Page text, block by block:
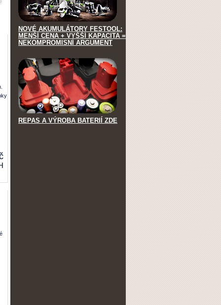
NOVÉ AKUMULÁTORY FESTOOL:
MENŠÍ CENA + VYŠŠÍ KAPACITA =
NEKOMPROMISNÍ ARGUMENT
REPAS A VÝROBA BATERIÍ ZDE